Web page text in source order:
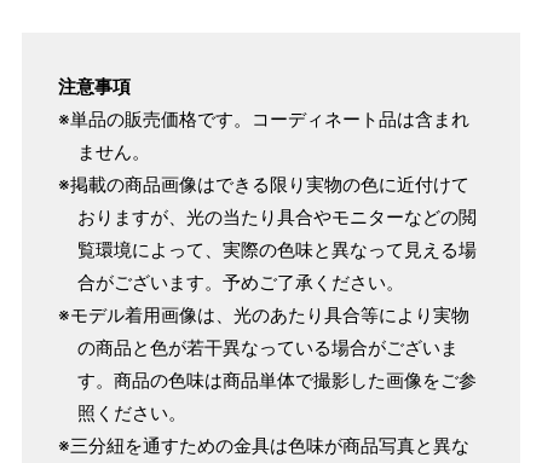
注意事項
※単品の販売価格です。コーディネート品は含まれ
ません。
※掲載の商品画像はできる限り実物の色に近付けて
おりますが、光の当たり具合やモニターなどの閲
覧環境によって、実際の色味と異なって見える場
合がございます。予めご了承ください。
※モデル着用画像は、光のあたり具合等により実物
の商品と色が若干異なっている場合がございま
す。商品の色味は商品単体で撮影した画像をご参
照ください。
※三分紐を通すための金具は色味が商品写真と異な